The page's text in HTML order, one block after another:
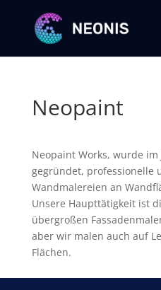
Neopaint
Neopaint Works, wurde
gegründet, professionelle
Wandmalereien an
Unsere Haupttätigkeit ist
übergroßen
aber wir malen auch auf
Flächen.